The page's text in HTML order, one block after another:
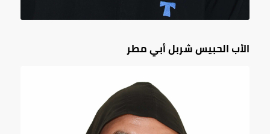
الأب الحبيس شربل أبي مطر